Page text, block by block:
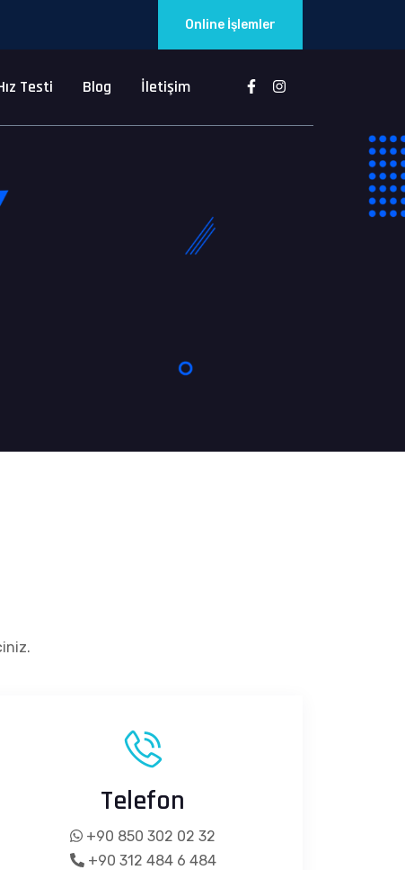
Online İşlemler
Testi Blog İletişim
Telefon
+90 850 302 02 32
+90 312 484 6 484